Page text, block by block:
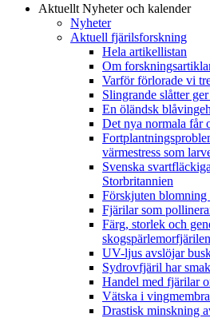
Aktuellt Nyheter och kalender
Nyheter
Aktuell fjärilsforskning
Hela artikellistan
Om
Varför förlorade vi
Slingrande slåtter
En öländsk
Det nya normala får
värmestress som
Svenska
Storbritannien
Förskjuten
Fjärilar som
Färg, storlek och
UV-ljus avslöjar
Sydrovfjäril har
Handel med fjärilar
Vätska i
Drastisk minskning